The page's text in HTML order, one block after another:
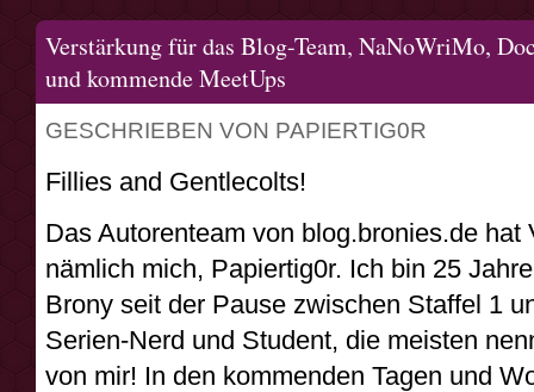
Verstärkung für das Blog-Team, NaNoWriMo,
und kommende MeetUps
GESCHRIEBEN VON PAPIERTIG0R
Fillies and Gentlecolts!
Das Autorenteam von blog.bronies.de hat
nämlich mich, Papiertig0r. Ich bin 25
Brony seit der Pause zwischen Staffel 1
Serien-Nerd und Student, die meisten
von mir! In den kommenden Tagen und